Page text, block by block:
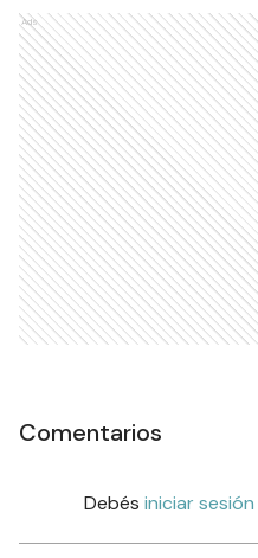
Ads
Comentarios
Debés iniciar sesión